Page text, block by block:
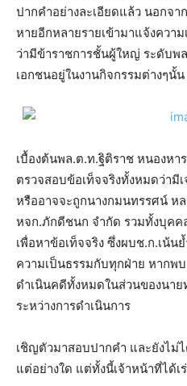
ปากคำอย่างละเอียดแล้ว นอกจา
หายอีกหลายรายเข้ามาแจ้งควา
ว่ามีข้าราชการชั้นผู้ใหญ่ ระดับพ
เอกชนอยู่ในงานกิจกรรมต่างๆนั้น
เบื้องต้นพล.ต.ท.ฐิติราช หนองหา
ตรวจสอบข้อเท็จจริงทั้งหมดว่ามี
หรืออาจจะถูกนางกมนทรรศน์ หล
หจก.ภักดีชนก จำกัด รวมทั้งบุค
เพื่อหาข้อเท็จจริง ซึ่งผบช.ก.เน้
ความเป็นธรรมกับทุกฝ่าย หากพ
ดำเนินคดีทั้งหมดในส่วนของนา
ระหว่างการดำเนินการ
เชิญตัวมาสอบปากคำ และยังไม่
แต่อย่างใด แต่ทั้งนี้เจ้าหน้าที่ได้เ